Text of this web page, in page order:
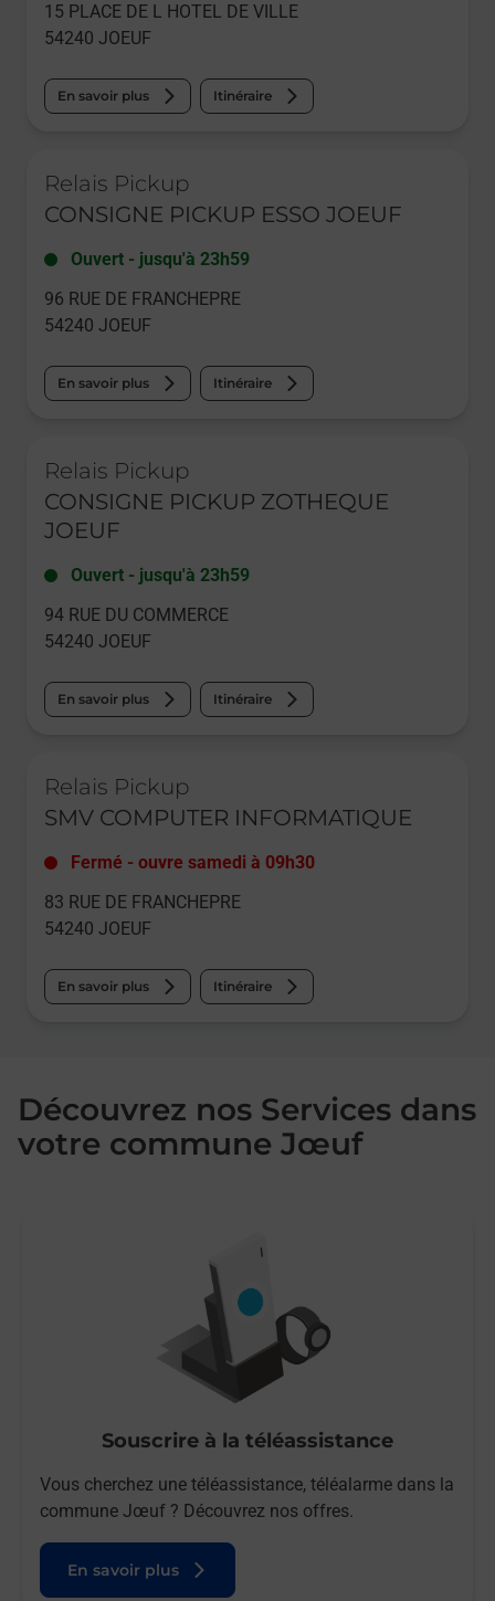
15 PLACE DE L HOTEL DE VILLE
54240 JOEUF
En savoir plus Itinéraire
Relais Pickup
CONSIGNE PICKUP ESSO JOEUF
Ouvert - jusqu'à 23h59
96 RUE DE FRANCHEPRE
54240 JOEUF
En savoir plus Itinéraire
Relais Pickup
CONSIGNE PICKUP ZOTHEQUE
JOEUF
Ouvert - jusqu'à 23h59
94 RUE DU COMMERCE
54240 JOEUF
En savoir plus Itinéraire
Relais Pickup
SMV COMPUTER INFORMATIQUE
Fermé - ouvre samedi à 09h30
83 RUE DE FRANCHEPRE
54240 JOEUF
En savoir plus Itinéraire
Découvrez nos Services dans
votre commune Jœuf
Souscrire à la téléassistance
Vous cherchez une téléassistance, téléalarme dans la
commune Jœuf ? Découvrez nos offres.
En savoir plus